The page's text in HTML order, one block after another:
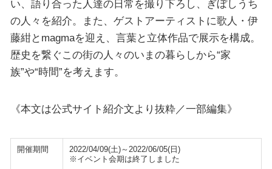
い、語り合った人達の日常を撮り下ろし、ぎぼしうち
の人々を紹介。また、ゲストアーティストに歌人・伊
藤紺とmagmaを迎え、言葉と立体作品で展示を構成。
歴史を繋ぐこの街の人々のいまの暮らしから“家
族”や“時間”を考えます。
《本文は公式サイト紹介文より抜粋／一部編集》
開催期間
2022/04/09(土)～2022/06/05(日)
※イベント会期は終了しました